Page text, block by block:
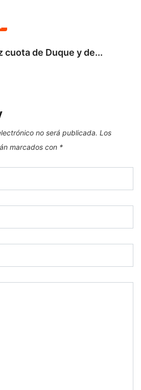
cuota de Duque y de...
no será publicada. Los
marcados con *